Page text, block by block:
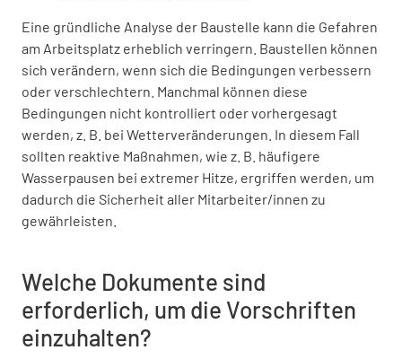
Eine gründliche Analyse der Baustelle kann die Gefahren
am Arbeitsplatz erheblich verringern. Baustellen können
sich verändern, wenn sich die Bedingungen verbessern
oder verschlechtern. Manchmal können diese
Bedingungen nicht kontrolliert oder vorhergesagt
werden, z. B. bei Wetterveränderungen. In diesem Fall
sollten reaktive Maßnahmen, wie z. B. häufigere
Wasserpausen bei extremer Hitze, ergriffen werden, um
dadurch die Sicherheit aller Mitarbeiter/innen zu
gewährleisten.
Welche Dokumente sind
erforderlich, um die Vorschriften
einzuhalten?